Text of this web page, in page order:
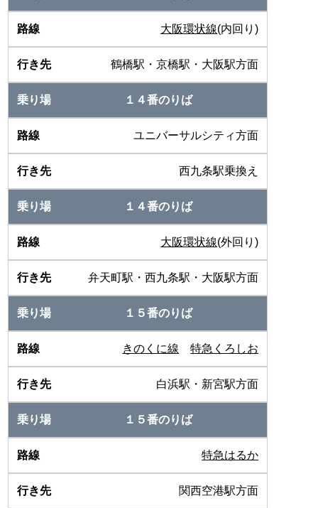
大阪環状線(内回り)
鶴橋駅・京橋駅・大阪駅方面
１４番のりば
ユニバーサルシティ方面
西九条駅乗換え
１４番のりば
大阪環状線(外回り)
弁天町駅・西九条駅・大阪駅方面
１５番のりば
きのくに線 特急くろしお
白浜駅・新宮駅方面
１５番のりば
特急はるか
関西空港駅方面